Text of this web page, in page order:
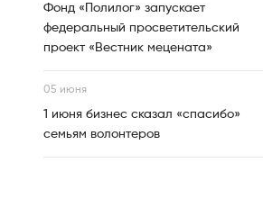
Фонд «Полилог» запускает
федеральный просветительский
проект «Вестник мецената»
05 июня
1 июня бизнес сказал «спасибо»
семьям волонтеров